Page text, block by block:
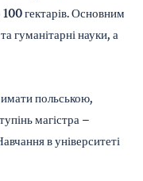
гектарів. Основним
гуманітарні науки, а
польською,
магістра –
в університеті